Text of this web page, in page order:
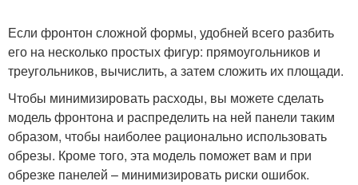
Если фронтон сложной формы, удобней всего разбить
его на несколько простых фигур: прямоугольников и
треугольников, вычислить, а затем сложить их площади.
Чтобы минимизировать расходы, вы можете сделать
модель фронтона и распределить на ней панели таким
образом, чтобы наиболее рационально использовать
обрезы. Кроме того, эта модель поможет вам и при
обрезке панелей – минимизировать риски ошибок.